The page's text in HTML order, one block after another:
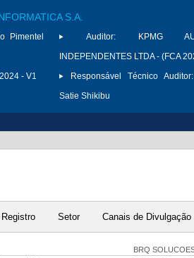
S.A.
Pimentel
- V1
Auditor:
KPMG
INDEPENDENTES LTDA - (FCA
Responsável Técnico Auditor:
Satie Shikibu